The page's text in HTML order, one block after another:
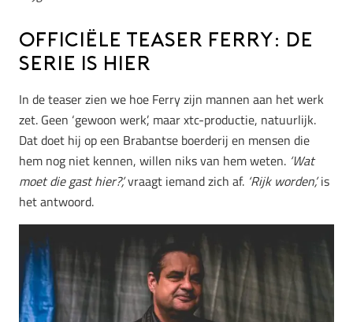
OfficiËle teaser Ferry: de
serie is hier
In de teaser zien we hoe Ferry zijn mannen aan het werk
zet. Geen ‘gewoon werk’, maar xtc-productie, natuurlijk.
Dat doet hij op een Brabantse boerderij en mensen die
hem nog niet kennen, willen niks van hem weten. ‘Wat
moet die gast hier?’,vraagt iemand zich af. ‘Rijk worden’,is
het antwoord.